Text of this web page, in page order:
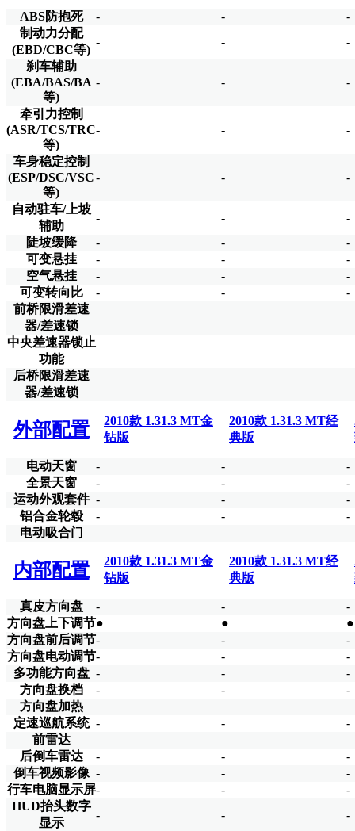
ABS防抱死 - -
-
制动力分配
(EBD/CBC等)
- -
-
刹车辅助
(EBA/BAS/BA
等)
- - -
牵引力控制
(ASR/TCS/TRC
等)
- - -
车身稳定控制
(ESP/DSC/VSC
等)
- - -
自动驻车/上坡
辅助
- -
-
陡坡缓降
- -
-
可变悬挂
- -
-
空气悬挂
- -
-
可变转向比
- -
-
前桥限滑差速
器/差速锁
中央差速器锁止
功能
后桥限滑差速
器/差速锁
外部配置
2010款 1.31.3 MT金
钻版
2010款 1.31.3 MT经
典版
电动天窗 - -
-
全景天窗
- -
-
运动外观套件 - -
-
铝合金轮毂
- -
-
电动吸合门
内部配置
2010款 1.31.3 MT金
钻版
2010款 1.31.3 MT经
典版
真皮方向盘 - -
-
方向盘上下调节● ●
●
方向盘前后调节- -
-
方向盘电动调节- -
-
多功能方向盘 - -
-
方向盘换档
- -
-
方向盘加热
定速巡航系统 - -
-
前雷达
后倒车雷达
- -
-
倒车视频影像 - -
-
行车电脑显示屏- -
-
HUD抬头数字
显示
- - -